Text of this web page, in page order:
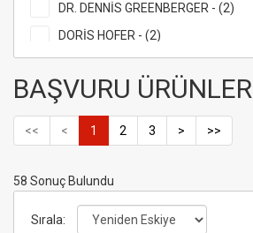
DR. DENNİS GREENBERGER - (2)
DORİS HOFER - (2)
PINAR MERMER - (2)
GARY KELLER - (2)
STACY WILLINGHAM - (1)
DR.BILIANA TODOROVA - (1)
ARUN GANDHİ - (1)
BAŞVURU ÜRÜNLER
<< < 1 2 3 > >>
58 Sonuç Bulundu
Sırala: